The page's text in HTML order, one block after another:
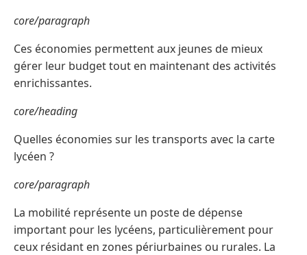
core/paragraph
Ces économies permettent aux jeunes de mieux
gérer leur budget tout en maintenant des activités
enrichissantes.
core/heading
Quelles économies sur les transports avec la carte
lycéen ?
core/paragraph
La mobilité représente un poste de dépense
important pour les lycéens, particulièrement pour
ceux résidant en zones périurbaines ou rurales. La